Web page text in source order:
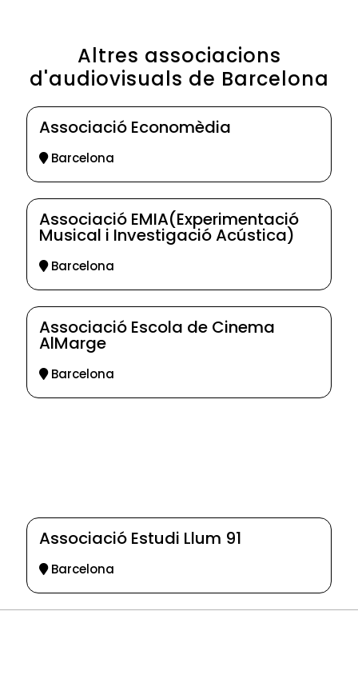
Altres associacions
d'audiovisuals de Barcelona
Associació Economèdia
Barcelona
Associació EMIA(Experimentació
Musical i Investigació Acústica)
Barcelona
Associació Escola de Cinema
AlMarge
Barcelona
Associació Estudi Llum 91
Barcelona